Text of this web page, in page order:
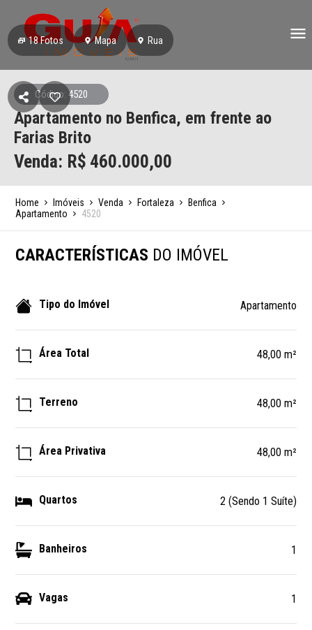
18Fotos Mapa Rua
Código: 4520
Apartamento no Benfica, em frente ao
Farias Brito
Venda: R$ 460.000,00
Home Imóveis Venda Fortaleza
Benfica
Apartamento
4520
CARACTERÍSTICAS DO IMÓVEL
Tipo do Imóvel Apartamento
Área Total 48,00 m²
Terreno 48,00 m²
Área Privativa 48,00 m²
Quartos 2 (Sendo 1 Suíte)
Banheiros 1
Vagas 1